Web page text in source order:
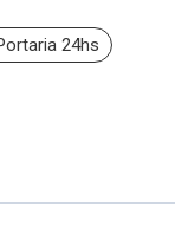
24hs